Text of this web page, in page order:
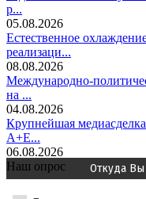
р...
05.08.2026
Естественное
реализаци...
08.08.2026
Международно-
на ...
04.08.2026
Крупнейшая
A+E...
06.08.2026
Наш опрос
Откуда Вы